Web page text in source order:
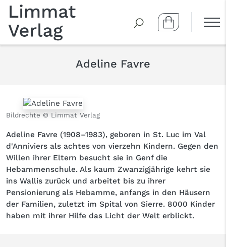
Adeline Favre
Bildrechte © Limmat Verlag
Adeline Favre (1908–1983), geboren in St. Luc im Val
d'Anniviers als achtes von vierzehn Kindern. Gegen den
Willen ihrer Eltern besucht sie in Genf die
Hebammenschule. Als kaum Zwanzigjährige kehrt sie
ins Wallis zurück und arbeitet bis zu ihrer
Pensionierung als Hebamme, anfangs in den Häusern
der Familien, zuletzt im Spital von Sierre. 8000 Kinder
haben mit ihrer Hilfe das Licht der Welt erblickt.